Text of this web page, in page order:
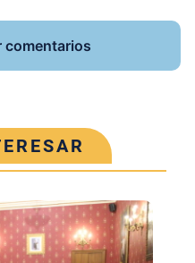
comentarios